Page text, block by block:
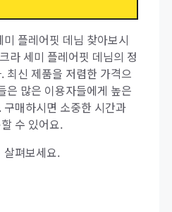
플레어핏 데님 찾아보시
라 세미 플레어핏 데님의 정
최신 제품을 저렴한 가격으
은 많은 이용자들에게 높은
매하시면 소중한 시간과
수 있어요.
살펴보세요.